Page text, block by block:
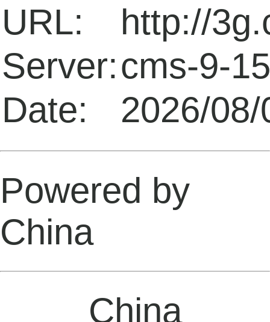
URL:
http://
Server:cms-9-
Date:
2026/
Powered by
China
China